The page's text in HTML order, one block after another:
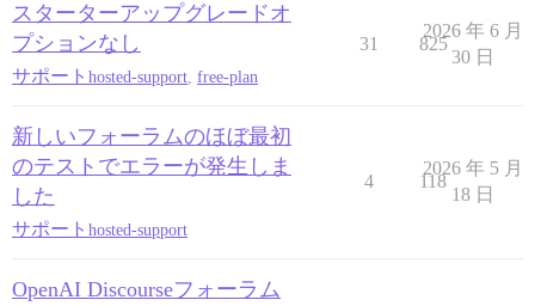
スターターアップグレードオ
プションなし
サポート hosted-support free-plan
31 825
2026 年 6 月
30 日
新しいフォーラムのほぼ最初
のテストでエラーが発生しま
した
サポート hosted-support
4 118
2026 年 5 月
18 日
OpenAI Discourseフォーラム